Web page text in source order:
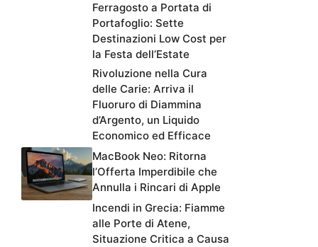
Ferragosto a Portata di
Portafoglio: Sette
Destinazioni Low Cost per
la Festa dell’Estate
Rivoluzione nella Cura
delle Carie: Arriva il
Fluoruro di Diammina
d’Argento, un Liquido
Economico ed Efficace
MacBook Neo: Ritorna
l’Offerta Imperdibile che
Annulla i Rincari di Apple
Incendi in Grecia: Fiamme
alle Porte di Atene,
Situazione Critica a Causa